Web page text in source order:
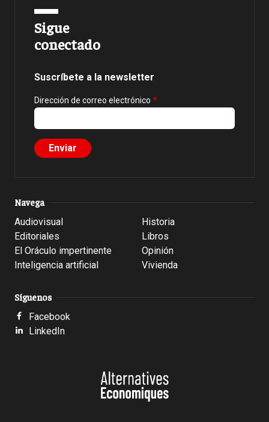
Sigue
conectado
Suscríbete a la newsletter
Dirección de correo electrónico
Navega
Audiovisual
Editoriales
El Oráculo impertinente
Inteligencia artificial
Historia
Libros
Opinión
Vivienda
Síguenos
Facebook
LinkedIn